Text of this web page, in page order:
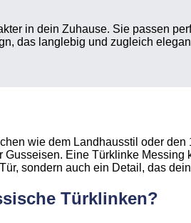
in dein Zuhause. Sie passen
das langlebig und zugleich
wie dem Landhausstil oder
Gusseisen. Eine Türklinke
sondern auch ein Detail, das
Türklinken?